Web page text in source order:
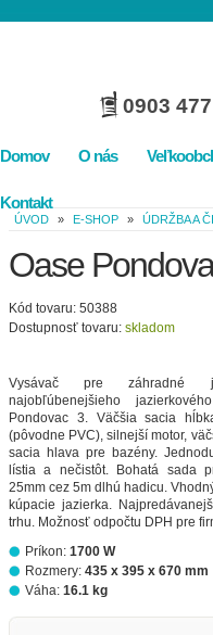
0903
Domov O nás
Kontakt
ÚVOD » E-SHOP » ÚDRŽBA A
Oase
Kód tovaru: 50388
Dostupnosť tovaru: skladom
Vysávač pre záhradné
najobľúbenejšieho
Pondovac 3. Väčšia sacia
(pôvodne PVC), silnejší motor,
sacia hlava pre bazény.
lístia a nečistôt. Bohatá sada
25mm cez 5m dlhú hadicu.
kúpacie jazierka.
trhu. Možnosť odpočtu DPH pre
Príkon: 1700 W
Rozmery: 435 x 395 x 670 mm
Váha: 16.1 kg